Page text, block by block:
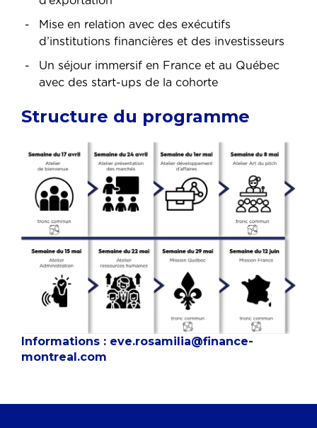
Mise en relation avec des exécutifs
d’institutions financières et des investisseurs
Un séjour immersif en France et au Québec
avec des start-ups de la cohorte
Structure du programme
Informations : eve.rosamilia@finance-
montreal.com